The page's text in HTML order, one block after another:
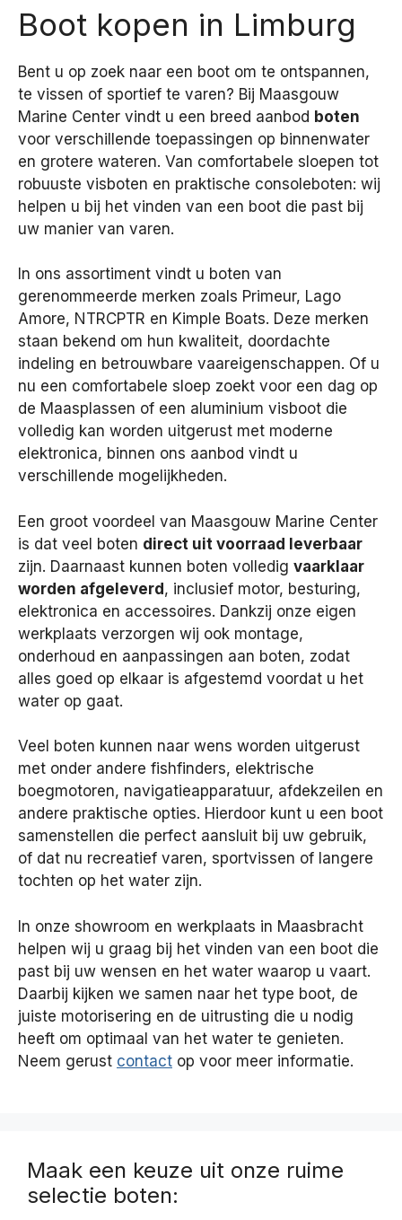
Boot kopen in Limburg
Bent u op zoek naar een boot om te ontspannen,
te vissen of sportief te varen? Bij Maasgouw
Marine Center vindt u een breed aanbod boten
voor verschillende toepassingen op binnenwater
en grotere wateren. Van comfortabele sloepen tot
robuuste visboten en praktische consoleboten: wij
helpen u bij het vinden van een boot die past bij
uw manier van varen.
In ons assortiment vindt u boten van
gerenommeerde merken zoals Primeur, Lago
Amore, NTRCPTR en Kimple Boats. Deze merken
staan bekend om hun kwaliteit, doordachte
indeling en betrouwbare vaareigenschappen. Of u
nu een comfortabele sloep zoekt voor een dag op
de Maasplassen of een aluminium visboot die
volledig kan worden uitgerust met moderne
elektronica, binnen ons aanbod vindt u
verschillende mogelijkheden.
Een groot voordeel van Maasgouw Marine Center
is dat veel boten direct uit voorraad leverbaar
zijn. Daarnaast kunnen boten volledig vaarklaar
worden afgeleverd, inclusief motor, besturing,
elektronica en accessoires. Dankzij onze eigen
werkplaats verzorgen wij ook montage,
onderhoud en aanpassingen aan boten, zodat
alles goed op elkaar is afgestemd voordat u het
water op gaat.
Veel boten kunnen naar wens worden uitgerust
met onder andere fishfinders, elektrische
boegmotoren, navigatieapparatuur, afdekzeilen en
andere praktische opties. Hierdoor kunt u een boot
samenstellen die perfect aansluit bij uw gebruik,
of dat nu recreatief varen, sportvissen of langere
tochten op het water zijn.
In onze showroom en werkplaats in Maasbracht
helpen wij u graag bij het vinden van een boot die
past bij uw wensen en het water waarop u vaart.
Daarbij kijken we samen naar het type boot, de
juiste motorisering en de uitrusting die u nodig
heeft om optimaal van het water te genieten.
Neem gerust contact op voor meer informatie.
Maak een keuze uit onze ruime
selectie boten: